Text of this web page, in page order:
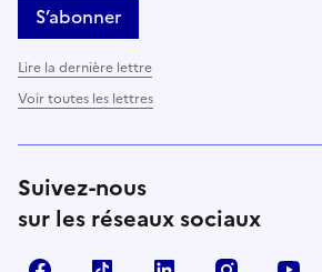
S’abonner
Lire la dernière lettre
Voir toutes les lettres
Suivez-nous
sur les réseaux sociaux